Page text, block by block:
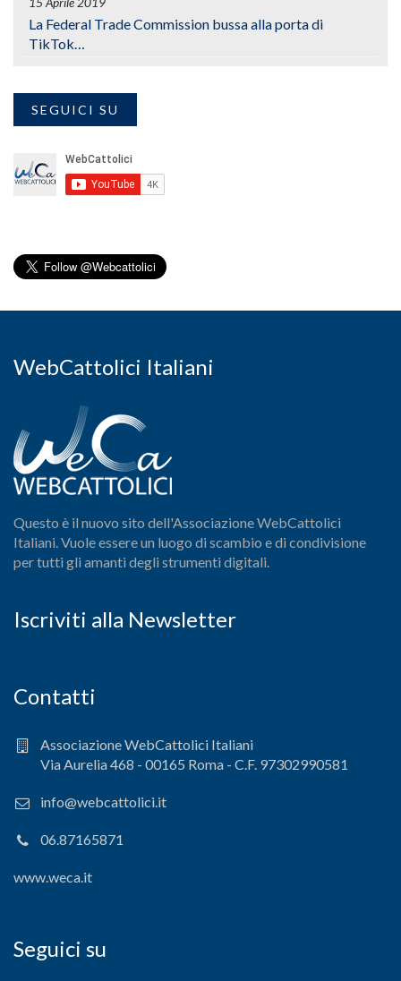
La Federal Trade Commission bussa alla porta di
TikTok…
SEGUICI SU
WebCattolici Italiani
Questo è il nuovo sito dell'Associazione WebCattolici
Italiani. Vuole essere un luogo di scambio e di condivisione
per tutti gli amanti degli strumenti digitali.
Iscriviti alla Newsletter
Contatti
Associazione WebCattolici Italiani
Via Aurelia 468 - 00165 Roma - C.F. 97302990581
info@webcattolici.it
06.87165871
www.weca.it
Seguici su